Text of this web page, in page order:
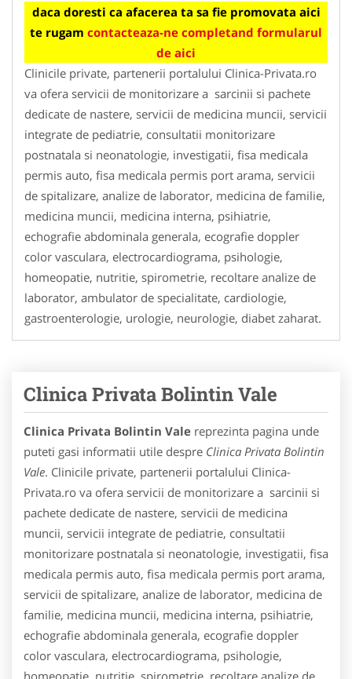
daca doresti ca afacerea ta sa fie promovata aici
te rugam contacteaza-ne completand formularul
de aici
Clinicile private, partenerii portalului Clinica-Privata.ro
va ofera servicii de monitorizare a sarcinii si pachete
dedicate de nastere, servicii de medicina muncii, servicii
integrate de pediatrie, consultatii monitorizare
postnatala si neonatologie, investigatii, fisa medicala
permis auto, fisa medicala permis port arama, servicii
de spitalizare, analize de laborator, medicina de familie,
medicina muncii, medicina interna, psihiatrie,
echografie abdominala generala, ecografie doppler
color vasculara, electrocardiograma, psihologie,
homeopatie, nutritie, spirometrie, recoltare analize de
laborator, ambulator de specialitate, cardiologie,
gastroenterologie, urologie, neurologie, diabet zaharat.
Clinica Privata Bolintin Vale
Clinica Privata Bolintin Vale reprezinta pagina unde
puteti gasi informatii utile despre Clinica Privata Bolintin
Vale. Clinicile private, partenerii portalului Clinica-
Privata.ro va ofera servicii de monitorizare a sarcinii si
pachete dedicate de nastere, servicii de medicina
muncii, servicii integrate de pediatrie, consultatii
monitorizare postnatala si neonatologie, investigatii, fisa
medicala permis auto, fisa medicala permis port arama,
servicii de spitalizare, analize de laborator, medicina de
familie, medicina muncii, medicina interna, psihiatrie,
echografie abdominala generala, ecografie doppler
color vasculara, electrocardiograma, psihologie,
homeopatie, nutritie, spirometrie, recoltare analize de